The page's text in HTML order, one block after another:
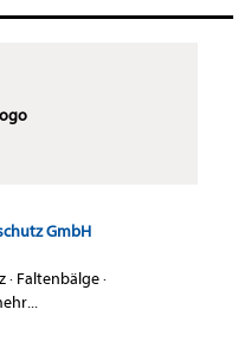
GmbH
· Faltenbälge·